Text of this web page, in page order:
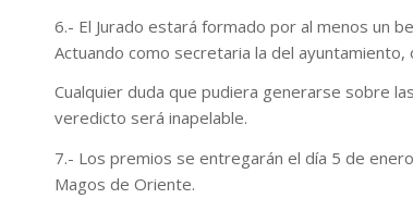
6.- El Jurado estará formado por al menos un
Actuando como secretaria la del
Cualquier duda que pudiera generarse sobre
veredicto será inapelable.
7.- Los premios se entregarán el día 5 de
Magos de Oriente.